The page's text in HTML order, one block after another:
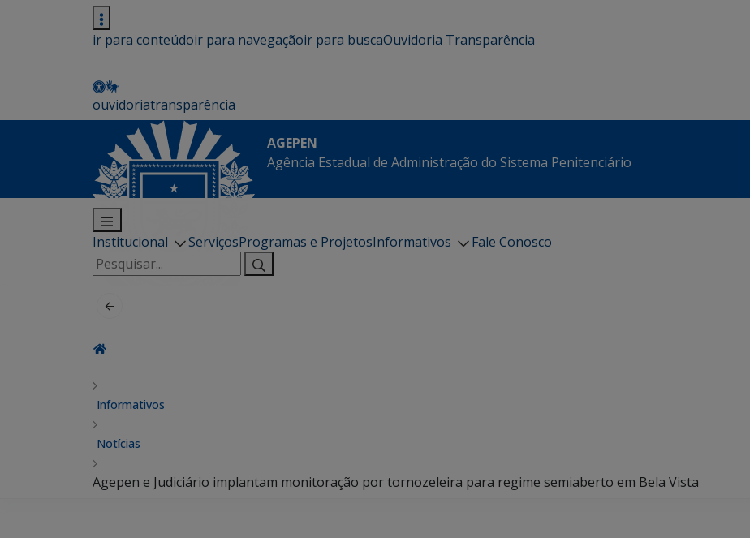
ir para conteúdoir para navegaçãoir para buscaOuvidoria Transparência
ouvidoriatransparência
AGEPEN
Agência Estadual de Administração do Sistema Penitenciário
Institucional ServiçosProgramas e ProjetosInformativos
Fale Conosco
Pesquisar
por:
Informativos
Notícias
Agepen e Judiciário implantam monitoração por tornozeleira para regime semiaberto em Bela Vista